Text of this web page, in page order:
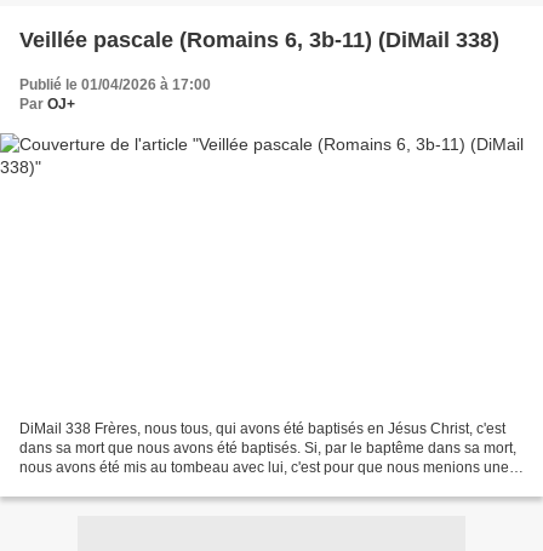
Veillée pascale (Romains 6, 3b-11) (DiMail 338)
Publié le 01/04/2026 à 17:00
Par OJ+
DiMail 338 Frères, nous tous, qui avons été baptisés en Jésus Christ, c'est
dans sa mort que nous avons été baptisés. Si, par le baptême dans sa mort,
nous avons été mis au tombeau avec lui, c'est pour que nous menions une